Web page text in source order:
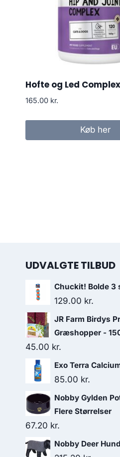
Hofte og Led Complex
165.00 kr.
Køb her
UDVALGTE TILBUD
Chuckit! Bolde 3
129.00 kr.
JR Farm Birdys
Græshopper -
45.00 kr.
Exo Terra
85.00 kr.
Nobby Gylden
Flere Størrelser
67.20 kr.
Nobby Deer